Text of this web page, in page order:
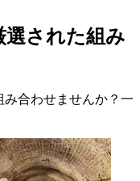
された組み
合わせませんか？一